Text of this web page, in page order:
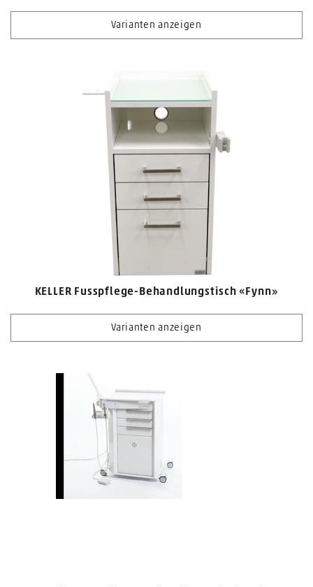
Varianten anzeigen
KELLER Fusspflege-Behandlungstisch «Fynn»
Varianten anzeigen